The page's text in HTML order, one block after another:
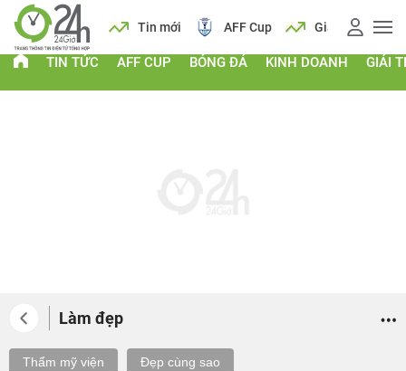
Lịch Tin mới AFF Cup Giá vàng Lịch
TIN TỨC AFF CUP BÓNG ĐÁ KINH DOANH GIẢI
Làm đẹp
Thẩm mỹ viện Đẹp cùng sao